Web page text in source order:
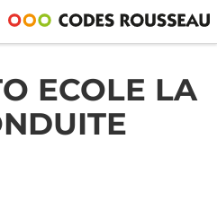
ECOLE LA